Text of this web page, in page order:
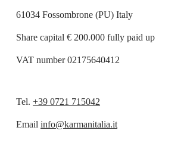
61034 Fossombrone (PU) Italy
Share capital € 200.000 fully paid up
VAT number 02175640412
Tel.+39 0721 715042
Emailinfo@karmanitalia.it